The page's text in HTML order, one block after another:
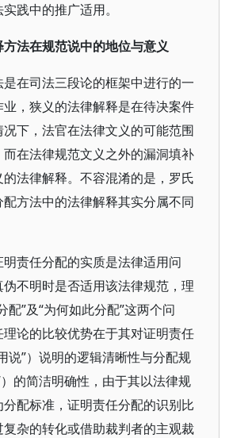
践中的推广适用。
法在规范说中的地位与意义
在司法三段论的框架中进行的一
，狭义的法律解释是在待决案件
下，法官在法律文义的可能范围
在法律规范文义之外的漏洞填补
法律解释。不容混淆的是，罗氏
方法中的法律解释其实分属不同
责任分配的实质是法律适用问
不明时是否适用该法律规范，理
配”及“为何如此分配”这两个问
论的比较优势在于其对证明责任
说”）说明的逻辑清晰性与分配规
的简洁明确性，由于其以法律规
配标准，证明责任分配的识别比
杂的转化或借助裁判者的主观裁